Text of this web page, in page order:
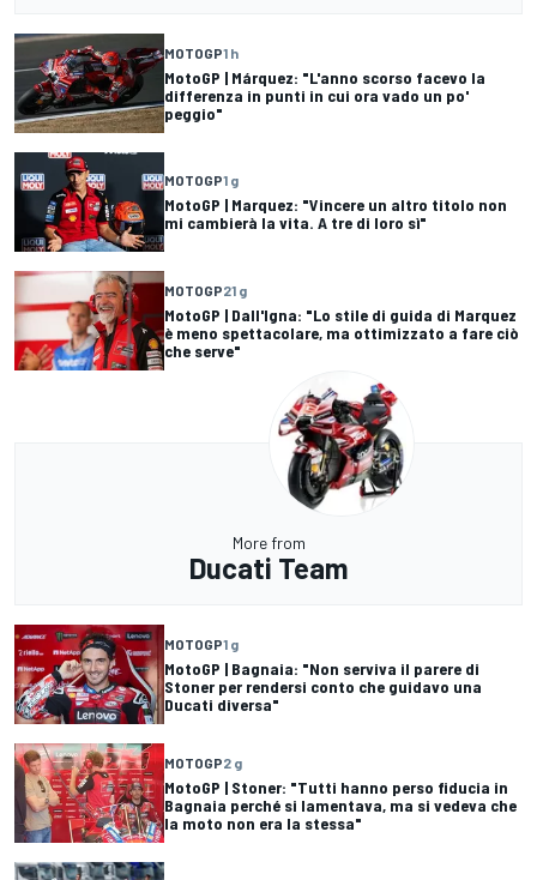
MOTOGP1 h
MotoGP | Márquez: "L'anno scorso facevo la
differenza in punti in cui ora vado un po'
peggio"
MOTOGP1 g
MotoGP | Marquez: "Vincere un altro titolo non
mi cambierà la vita. A tre di loro sì"
MOTOGP21 g
MotoGP | Dall'Igna: "Lo stile di guida di Marquez
è meno spettacolare, ma ottimizzato a fare ciò
che serve"
More from
Ducati Team
MOTOGP1 g
MotoGP | Bagnaia: "Non serviva il parere di
Stoner per rendersi conto che guidavo una
Ducati diversa"
MOTOGP2 g
MotoGP | Stoner: "Tutti hanno perso fiducia in
Bagnaia perché si lamentava, ma si vedeva che
la moto non era la stessa"